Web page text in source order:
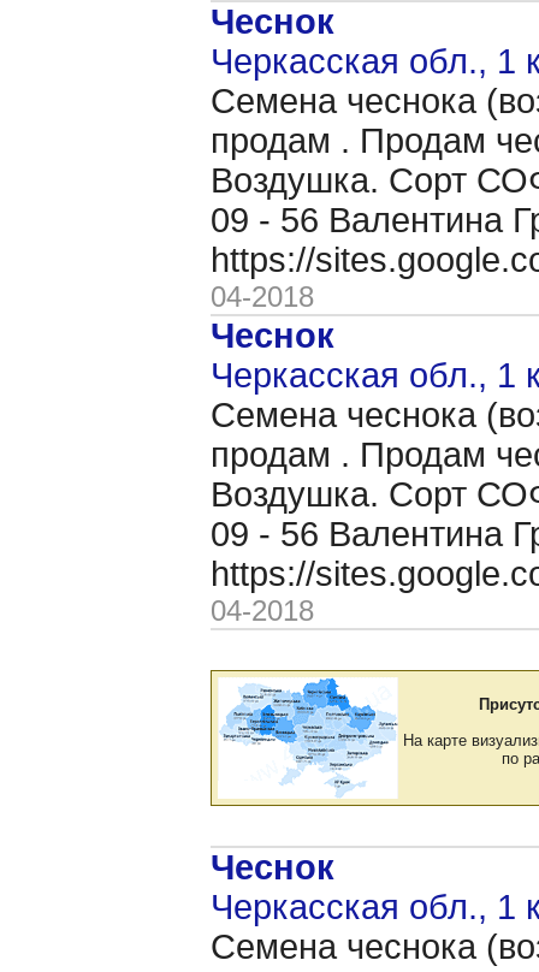
Чеснок
Черкасская обл., 1
Семена чеснока
продам . Продам
Воздушка. Сорт
09 - 56 Валентина
https://
04-2018
Чеснок
Черкасская обл., 1
Семена чеснока
продам . Продам
Воздушка. Сорт
09 - 56 Валентина
https://
04-2018
На карте
по
Чеснок
Черкасская обл., 1
Семена чеснока